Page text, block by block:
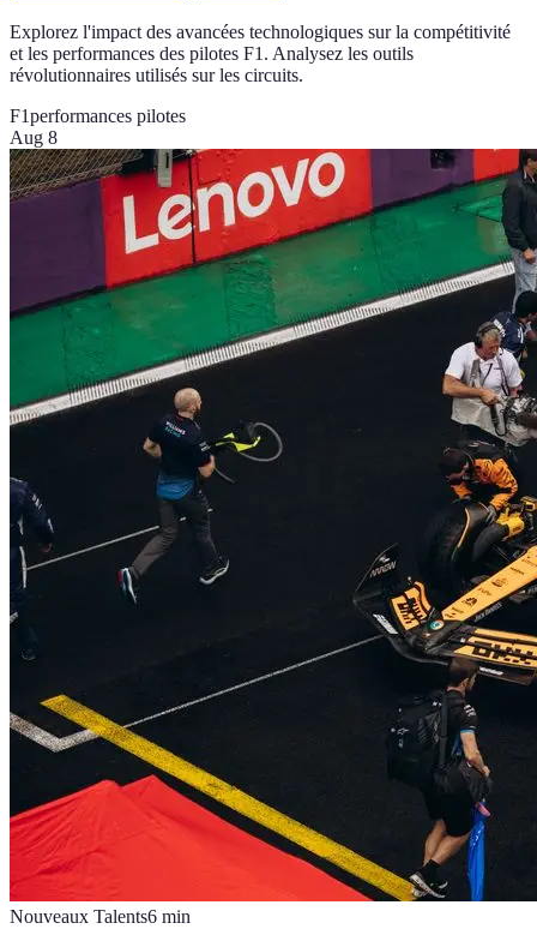
Explorez l'impact des avancées technologiques sur la compétitivité
et les performances des pilotes F1. Analysez les outils
révolutionnaires utilisés sur les circuits.
F1performances pilotes
Aug 8
Nouveaux Talents6 min